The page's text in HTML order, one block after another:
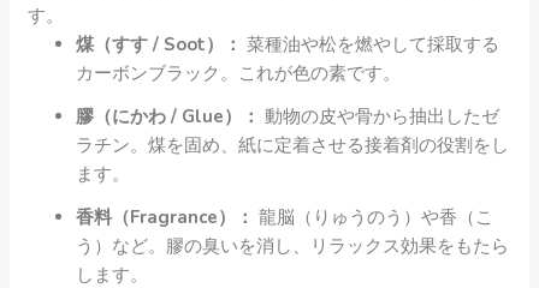
す。
煤（すす / Soot）： 菜種油や松を燃やして採取する
カーボンブラック。これが色の素です。
膠（にかわ / Glue）： 動物の皮や骨から抽出したゼ
ラチン。煤を固め、紙に定着させる接着剤の役割をし
ます。
香料（Fragrance）： 龍脳（りゅうのう）や香（こ
う）など。膠の臭いを消し、リラックス効果をもたら
します。